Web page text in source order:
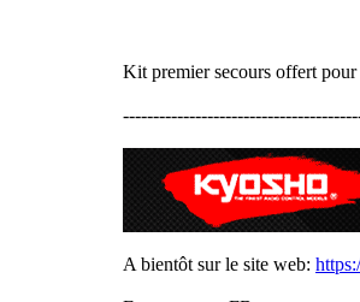
Kit premier secours offert
A bientôt sur le site web: